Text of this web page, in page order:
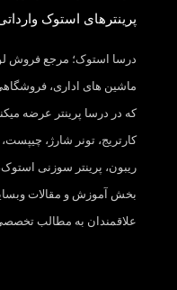
پرینترهای استوک
درسا استوک؛ مرجع فروش
ماشین های اداری،
که در درسا پرینتر عرضه
کارتریج، تونر شارژ،
ریبون، پرینتر سوزنی
بخش آموزش و مقالات
علاقمندان به مطالب